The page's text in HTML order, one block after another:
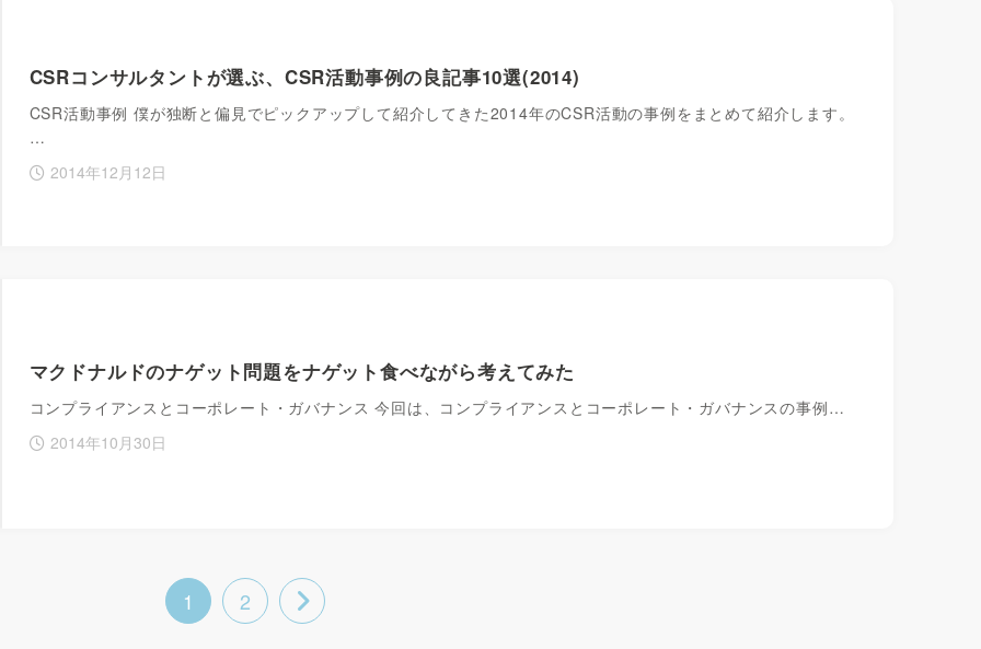
CSRコンサルタントが選ぶ、CSR活動事例の良記事10選(2014)
CSR活動事例 僕が独断と偏見でピックアップして紹介してきた2014年のCSR活動の事例をまとめて紹介します。
…
2014年12月12日
マクドナルドのナゲット問題をナゲット食べながら考えてみた
コンプライアンスとコーポレート・ガバナンス 今回は、コンプライアンスとコーポレート・ガバナンスの事例…
2014年10月30日
1 2